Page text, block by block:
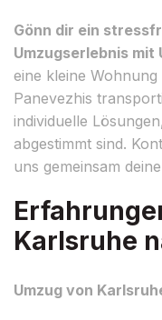
Gönn dir ein
Umzugserlebnis mit
eine kleine
Panevezhis
individuelle
abgestimmt sind.
uns gemeinsam
Karlsruhe
Umzug von